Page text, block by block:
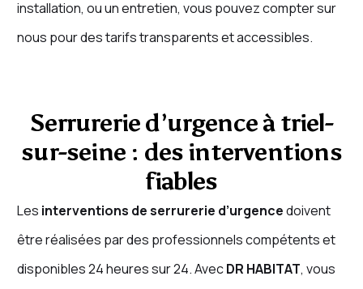
installation, ou un entretien, vous pouvez compter sur
nous pour des tarifs transparents et accessibles.
Serrurerie d’urgence à triel-
sur-seine : des interventions
fiables
Les interventions de serrurerie d’urgencedoivent
être réalisées par des professionnels compétents et
disponibles 24 heures sur 24. AvecDR HABITAT, vous